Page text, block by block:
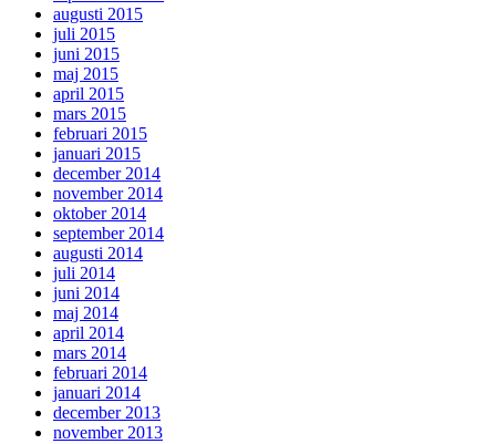
augusti 2015
juli 2015
juni 2015
maj 2015
april 2015
mars 2015
februari 2015
januari 2015
december 2014
november 2014
oktober 2014
september 2014
augusti 2014
juli 2014
juni 2014
maj 2014
april 2014
mars 2014
februari 2014
januari 2014
december 2013
november 2013